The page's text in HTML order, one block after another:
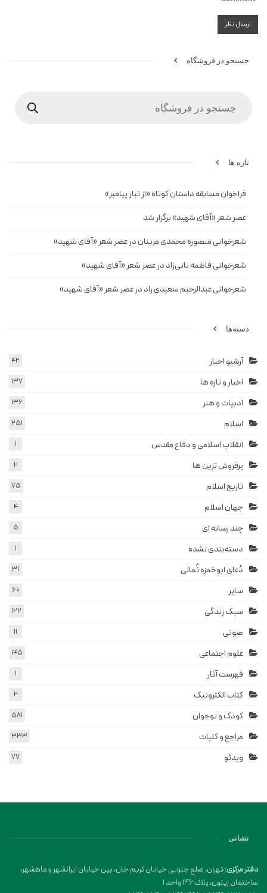
جستجو در فروشگاه
تازه ها
فراخوان مسابقه داستان کوتاه «از تبار پیامبر»
عصر شعر «آقای شهید» برگزار شد
شعرخوانی منصوره محمدی مزینان در عصر شعر «آقای شهید»
شعرخوانی فاطمه نانی‌زاد در عصر شعر «آقای شهید»
شعرخوانی عبدالرحیم سعیدی راد در عصر شعر «آقای شهید»
دسته‌ها
آرشیو اخبار 42
اخبار و تازه ها 137
ادبیات و هنر 136
اسلام 251
انقلاب اسلامی و دفاع مقدس 1
پرفروش ترین ها 2
تاریخ اسلام 75
جهان اسلام 4
چند رسانه ای 5
دسته‌بندی نشده 1
دُعای ابوحَمزه ثُمالی 31
سایر 60
سبک زندگی 122
صوتی 11
علوم اجتماعی 145
فهرست آثار 1
کتاب الکترونیک 2
کودک و نوجوان 581
مراجع و کلیات 333
ویدئو 77
نشانی
دفتر مرکزی:تهران، ضلع جنوبی خیابان کریم خان، بین خیابان ایرانشهر و ماهشهر،
ساختمان زیتون، پلاک 146 واحد 1